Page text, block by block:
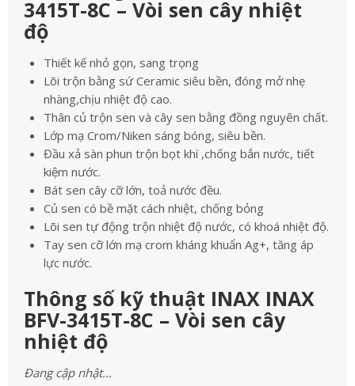
3415T-8C – Vòi sen cây nhiệt
độ
Thiết kế nhỏ gọn, sang trọng
Lõi trộn bằng sứ Ceramic siêu bền, đóng mở nhẹ
nhàng,chịu nhiệt độ cao.
Thân củ trộn sen và cây sen bằng đồng nguyên chất.
Lớp mạ Crom/Niken sáng bóng, siêu bền.
Đầu xả sàn phun trộn bọt khí ,chống bắn nước, tiết
kiệm nước.
Bát sen cây cỡ lớn, toả nước đều.
Củ sen có bề mặt cách nhiệt, chống bỏng
Lõi sen tự động trộn nhiệt độ nước, có khoá nhiệt độ.
Tay sen cỡ lớn mạ crom kháng khuẩn Ag+, tăng áp
lực nước.
Thông số kỹ thuật INAX INAX
BFV-3415T-8C – Vòi sen cây
nhiệt độ
Đang cập nhật…